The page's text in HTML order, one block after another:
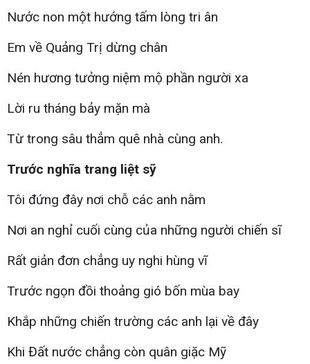
Nước non một hướng tấm lòng tri ân
Em về Quảng Trị dừng chân
Nén hương tưởng niệm mộ phần người xa
Lời ru tháng bảy mặn mà
Từ trong sâu thẳm quê nhà cùng anh.
Trước nghĩa trang liệt sỹ
Tôi đứng đây nơi chỗ các anh nằm
Nơi an nghỉ cuối cùng của những người chiến sĩ
Rất giản đơn chẳng uy nghi hùng vĩ
Trước ngọn đồi thoảng gió bốn mùa bay
Khắp những chiến trường các anh lại về đây
Khi Đất nước chẳng còn quân giặc Mỹ